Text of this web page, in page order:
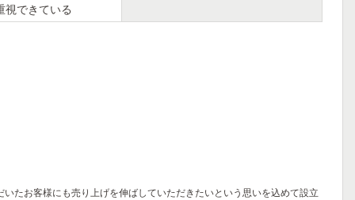
視できている
たお客様にも売り上げを伸ばしていただきたいという思いを込めて設立